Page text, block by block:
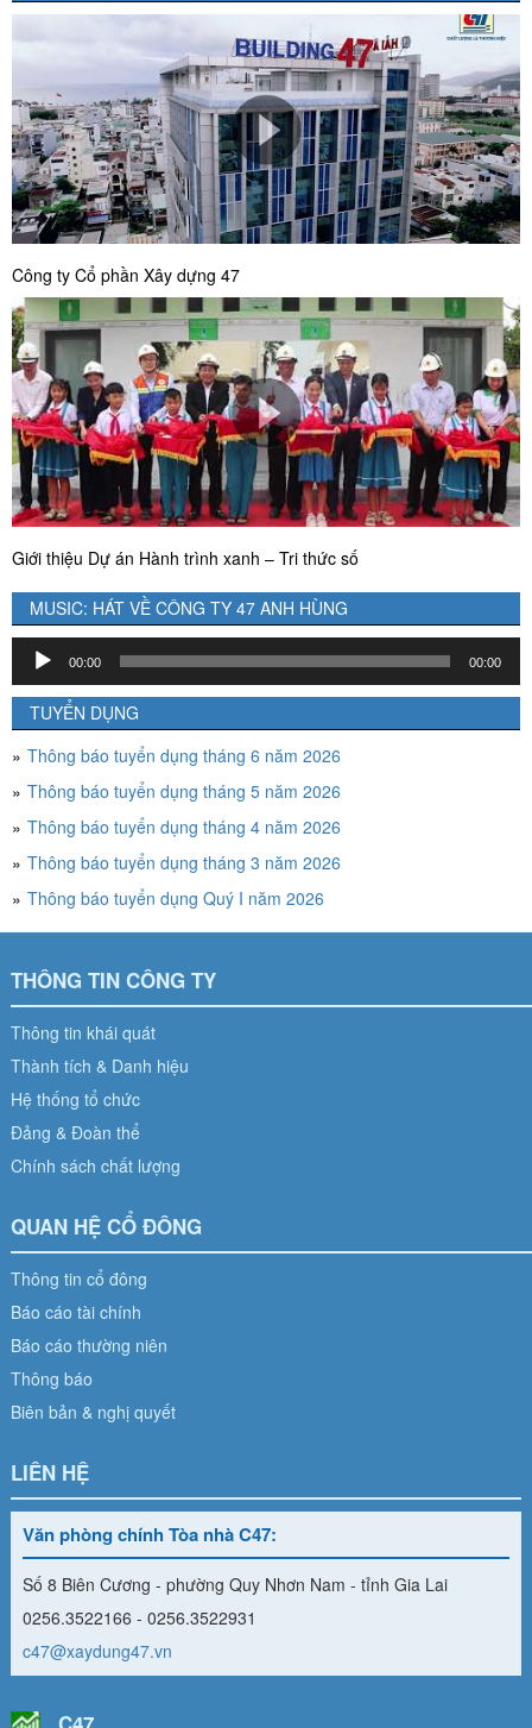
Công ty Cổ phần Xây dựng 47
Giới thiệu Dự án Hành trình xanh – Tri thức số
MUSIC: HÁT VỀ CÔNG TY 47 ANH HÙNG
Trình
chơi
Audio
00:00 00:00
TUYỂN DỤNG
Thông báo tuyển dụng tháng 6 năm 2026
Thông báo tuyển dụng tháng 5 năm 2026
Thông báo tuyển dụng tháng 4 năm 2026
Thông báo tuyển dụng tháng 3 năm 2026
Thông báo tuyển dụng Quý I năm 2026
THÔNG TIN CÔNG TY
Thông tin khái quát
Thành tích & Danh hiệu
Hệ thống tổ chức
Đảng & Đoàn thể
Chính sách chất lượng
QUAN HỆ CỔ ĐÔNG
Thông tin cổ đông
Báo cáo tài chính
Báo cáo thường niên
Thông báo
Biên bản & nghị quyết
LIÊN HỆ
Văn phòng chính Tòa nhà C47:
Số 8 Biên Cương - phường Quy Nhơn Nam - tỉnh Gia Lai
0256.3522166 - 0256.3522931
c47@xaydung47.vn